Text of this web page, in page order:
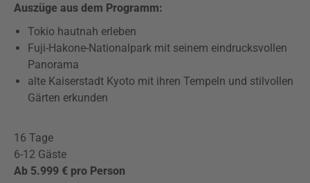
Auszüge aus dem Programm:
Tokio hautnah erleben
Fuji-Hakone-Nationalpark mit seinem eindrucksvollen
Panorama
alte Kaiserstadt Kyoto mit ihren Tempeln und stilvollen
Gärten erkunden
16 Tage
6-12 Gäste
Ab 5.999 € pro Person